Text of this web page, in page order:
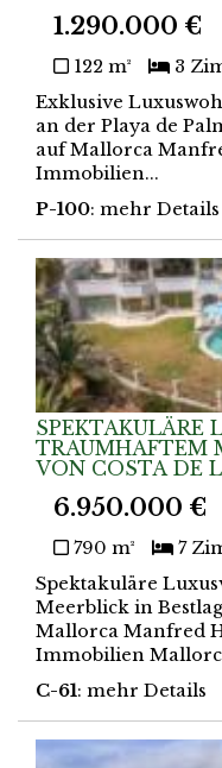
1.290.000 €
122 m² 3
Exklusive
an der Playa de
auf Mallorca
Immobilien...
P-100: mehr Details
SPEKTAKULÄRE
TRAUMHAFTEM
VON COSTA DE
6.950.000 €
790 m² 7
Spektakuläre
Meerblick in
Mallorca Manfred
Immobilien
C-61: mehr Details